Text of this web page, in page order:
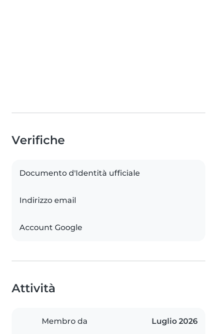
Verifiche
Documento d'Identità ufficiale
Indirizzo email
Account Google
Attività
Membro da Luglio 2026